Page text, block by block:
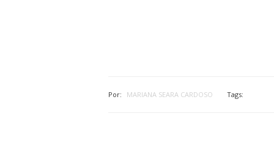
Por: MARIANA SEARA CARDOSO Tags: